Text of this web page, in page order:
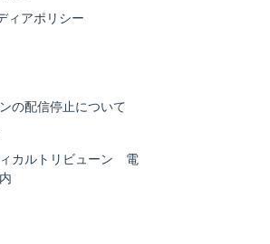
ィアポリシー
の配信停止について
カルトリビューン 電